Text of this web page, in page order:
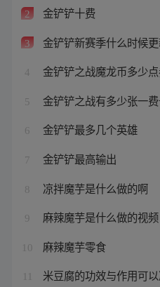
2 金铲铲十费
3 金铲铲新赛季什么时候
4 金铲铲之战魔龙币多少
5 金铲铲之战有多少张一
6 金铲铲最多几个英雄
7 金铲铲最高输出
8 凉拌魔芋是什么做的啊
9 麻辣魔芋是什么做的视频
10 麻辣魔芋零食
米豆腐的功效与作用可